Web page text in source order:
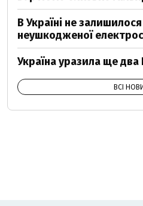
В Україні не
неушкодженої
Україна уразила ще два
ВСІ